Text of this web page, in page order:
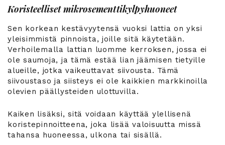
Koristeelliset mikrosementtikylpyhuoneet
Sen korkean kestävyytensä vuoksi lattia on yksi
yleisimmistä pinnoista, joille sitä käytetään.
Verhoilemalla lattian luomme kerroksen, jossa ei
ole saumoja, ja tämä estää lian jäämisen tietyille
alueille, jotka vaikeuttavat siivousta. Tämä
siivoustaso ja siisteys ei ole kaikkien markkinoilla
olevien päällysteiden ulottuvilla.
Kaiken lisäksi, sitä voidaan käyttää ylellisenä
koristepinnoitteena, joka lisää valoisuutta missä
tahansa huoneessa, ulkona tai sisällä.